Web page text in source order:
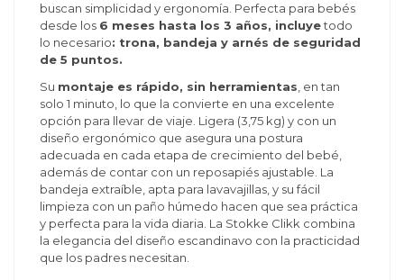
buscan simplicidad y ergonomía. Perfecta para bebés
desde los 6 meses hasta los 3 años, incluyetodo
lo necesario: trona, bandeja y arnés de seguridad
de 5 puntos.
Su montaje es rápido, sin herramientas , en tan
solo 1 minuto, lo que la convierte en una excelente
opción para llevar de viaje. Ligera (3,75 kg) y con un
diseño ergonómico que asegura una postura
adecuada en cada etapa de crecimiento del bebé,
además de contar con un reposapiés ajustable. La
bandeja extraíble, apta para lavavajillas, y su fácil
limpieza con un paño húmedo hacen que sea práctica
y perfecta para la vida diaria. La Stokke Clikk combina
la elegancia del diseño escandinavo con la practicidad
que los padres necesitan.